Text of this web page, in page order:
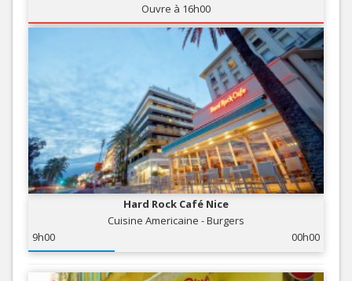
Ouvre à 16h00
Hard Rock Café Nice
Cuisine Americaine - Burgers
9h00
00h00